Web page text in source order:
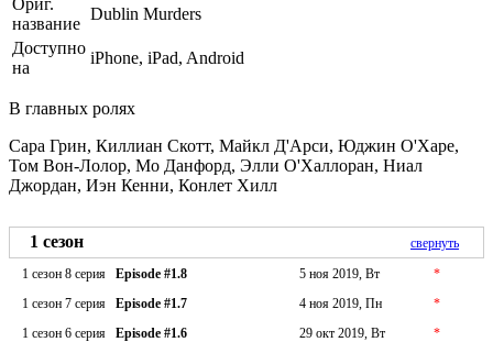
название
Dublin Murders
Доступно
на
iPhone, iPad, Android
В главных ролях
Сара Грин, Киллиан Скотт, Майкл Д'Арси, Юджин О'Харе,
Том Вон-Лолор, Мо Данфорд, Элли О'Халлоран, Ниал
Джордан, Иэн Кенни, Конлет Хилл
1 сезон
свернуть
1 сезон 8 серия
Episode #1.8 5 ноя 2019, Вт
*
1 сезон 7 серия
Episode #1.7 4 ноя 2019, Пн
*
1 сезон 6 серия
Episode #1.6 29 окт 2019, Вт *